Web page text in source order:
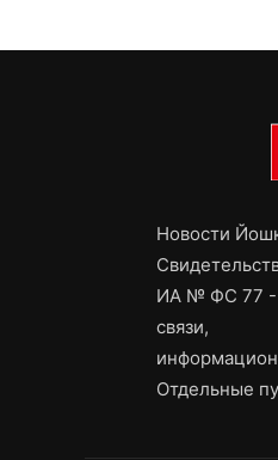
Новости
ИА № ФС 77 -
связи,
Отдельные